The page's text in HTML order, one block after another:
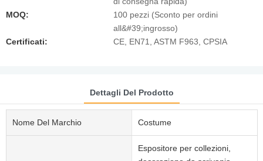
MOQ:
100 pezzi (Sconto per ordini
all&#39;ingrosso)
Certificati:
CE, EN71, ASTM F963, CPSIA
Dettagli Del Prodotto
Nome Del Marchio Costume
Espositore per collezioni,